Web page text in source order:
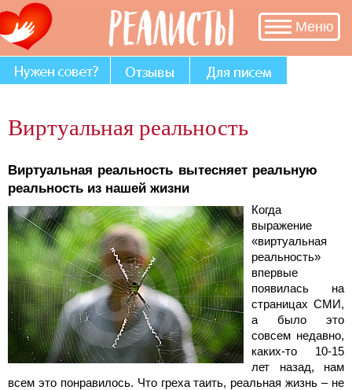
В
разделе
«Нужен
совет?»
много
которых
нуждаются
Вашем
участии
и
совете.
Меню
Виртуальная реальность
Виртуальная реальность вытесняет реальную
реальность из нашей жизни
Когда
выражение
«виртуальная
реальность»
впервые
появилась на
страницах СМИ,
а было это
совсем недавно,
каких-то 10-15
лет назад, нам
всем это понравилось. Что греха таить, реальная жизнь – не